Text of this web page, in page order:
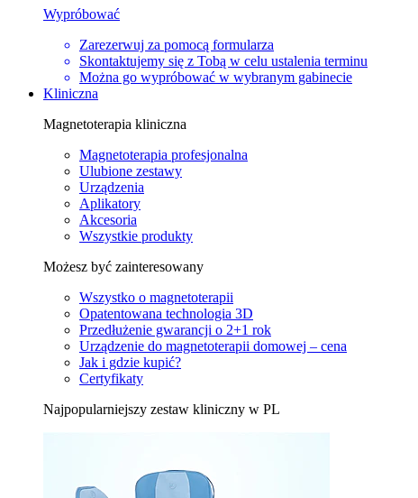
Wypróbować
Zarezerwuj za pomocą formularza
Skontaktujemy się z Tobą w celu ustalenia terminu
Można go wypróbować w wybranym gabinecie
Kliniczna
Magnetoterapia kliniczna
Magnetoterapia profesjonalna
Ulubione zestawy
Urządzenia
Aplikatory
Akcesoria
Wszystkie produkty
Możesz być zainteresowany
Wszystko o magnetoterapii
Opatentowana technologia 3D
Przedłużenie gwarancji o 2+1 rok
Urządzenie do magnetoterapii domowej – cena
Jak i gdzie kupić?
Certyfikaty
Najpopularniejszy zestaw kliniczny w PL